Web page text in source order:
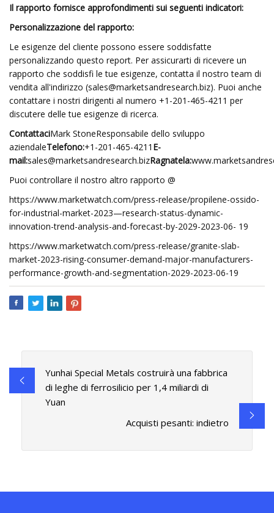
Il rapporto fornisce approfondimenti sui seguenti indicatori:
Personalizzazione del rapporto:
Le esigenze del cliente possono essere soddisfatte
personalizzando questo report. Per assicurarti di ricevere un
rapporto che soddisfi le tue esigenze, contatta il nostro team di
vendita all'indirizzo (sales@marketsandresearch.biz). Puoi anche
contattare i nostri dirigenti al numero +1-201-465-4211 per
discutere delle tue esigenze di ricerca.
ContattaciMark StoneResponsabile dello sviluppo
aziendaleTelefono:+1-201-465-4211 E-
mail:sales@marketsandresearch.bizRagnatela:
Puoi controllare il nostro altro rapporto @
https://www.marketwatch.com/press-release/propilene-ossido-
for-industrial-market-2023—research-status-dynamic-
innovation-trend-analysis-and-forecast-by-2029-2023-06- 19
https://www.marketwatch.com/press-release/granite-slab-
market-2023-rising-consumer-demand-major-manufacturers-
performance-growth-and-segmentation-2029-2023-06-19
Yunhai Special Metals costruirà una fabbrica
di leghe di ferrosilicio per 1,4 miliardi di
Yuan
Acquisti pesanti: indietro